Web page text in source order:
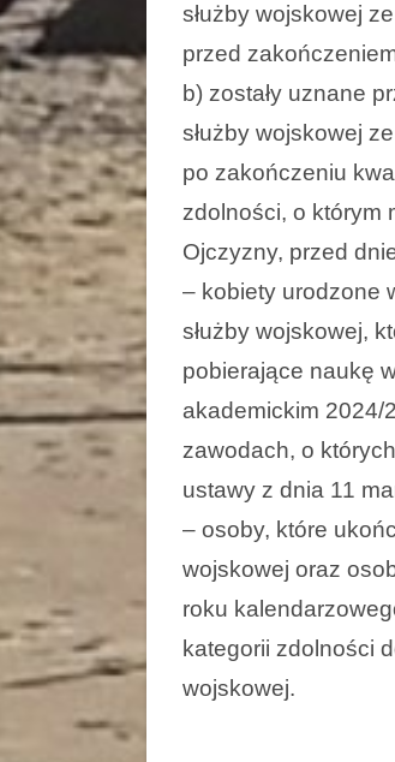
służby wojskowej
przed
b) zostały uznane
służby wojskowej
po zakończeniu
zdolności, o którym
Ojczyzny, przed
– kobiety urodzone
służby wojskowej,
pobierające naukę
akademickim 2024/
zawodach, o
ustawy z dnia 11
– osoby, które
wojskowej oraz
roku
kategorii zdolności
wojskowej.